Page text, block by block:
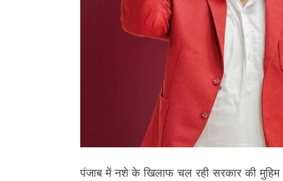
पंजाब में नशे के खिलाफ चल रही सरकार की मुहिम